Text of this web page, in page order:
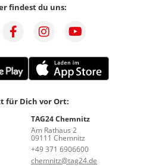
findest du uns:
für Dich vor Ort:
TAG24 Chemnitz
Am Rathaus 2
09111 Chemnitz
+49 371 6906600
chemnitz@tag24.de